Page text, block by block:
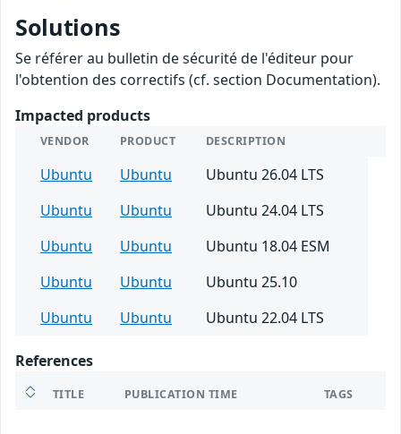
Solutions
Se référer au bulletin de sécurité de l'éditeur pour
l'obtention des correctifs (cf. section Documentation).
Impacted products
VENDOR PRODUCT DESCRIPTION
Ubuntu Ubuntu
Ubuntu 26.04 LTS
Ubuntu
Ubuntu
Ubuntu 24.04 LTS
Ubuntu
Ubuntu
Ubuntu 18.04 ESM
Ubuntu
Ubuntu
Ubuntu 25.10
Ubuntu
Ubuntu Ubuntu 22.04 LTS
References
TITLE PUBLICATION TIME TAGS